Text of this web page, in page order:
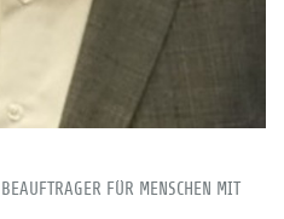
FÜR MENSCHEN MIT